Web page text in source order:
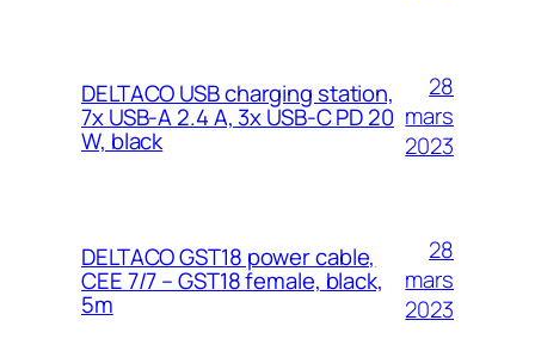
DELTACO USB charging station,
7x USB-A 2.4 A, 3x USB-C PD 20
W, black
28
mars
2023
DELTACO GST18 power cable,
CEE 7/7 – GST18 female, black,
5m
28
mars
2023